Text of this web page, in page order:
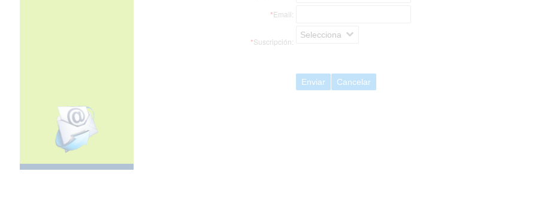
*Email:
*Suscripción:
Selecciona
Enviar Cancelar